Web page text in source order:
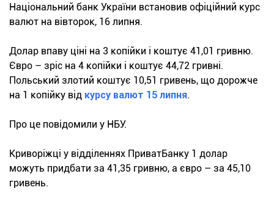
Національний банк України встановив офіційний курс
валют на вівторок, 16 липня.
Долар впаву ціні на 3 копійки і коштує 41,01 гривню.
Євро – зріс на 4 копійки і коштує 44,72 гривні.
Польський злотий коштує 10,51 гривень, що дорожче
на 1 копійку від курсу валют 15 липня.
Про це повідомили у НБУ.
Криворіжці у відділеннях ПриватБанку 1 долар
можуть придбати за 41,35 гривню, а євро – за 45,10
гривень.